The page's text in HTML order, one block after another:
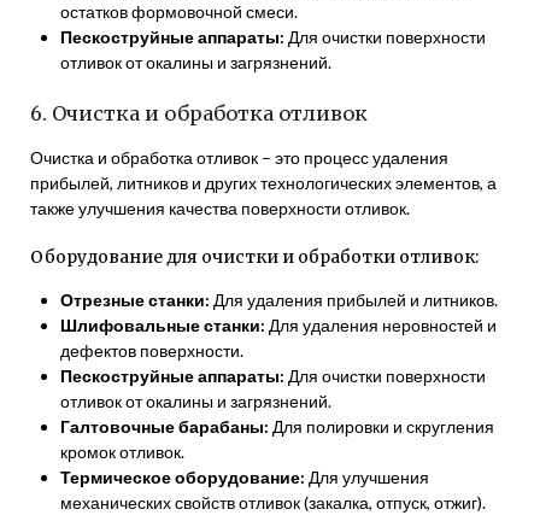
остатков формовочной смеси.
Пескоструйные аппараты: Для очистки поверхности
отливок от окалины и загрязнений.
6. Очистка и обработка отливок
Очистка и обработка отливок – это процесс удаления
прибылей, литников и других технологических элементов, а
также улучшения качества поверхности отливок.
Оборудование для очистки и обработки отливок:
Отрезные станки: Для удаления прибылей и литников.
Шлифовальные станки: Для удаления неровностей и
дефектов поверхности.
Пескоструйные аппараты: Для очистки поверхности
отливок от окалины и загрязнений.
Галтовочные барабаны: Для полировки и скругления
кромок отливок.
Термическое оборудование: Для улучшения
механических свойств отливок (закалка, отпуск, отжиг).